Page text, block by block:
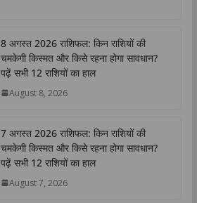
e
d
n
L
i
k
e
8 अगस्त 2026 राशिफल: किन राशियों की
चमकेगी किस्मत और किसे रहना होगा सावधान?
पढ़ें सभी 12 राशियों का हाल
August 8, 2026
7 अगस्त 2026 राशिफल: किन राशियों की
चमकेगी किस्मत और किसे रहना होगा सावधान?
पढ़ें सभी 12 राशियों का हाल
August 7, 2026